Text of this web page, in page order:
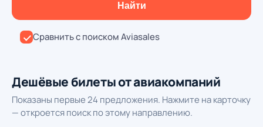
Найти
Сравнить с поиском Aviasales
Дешёвые билеты от авиакомпаний
Показаны первые 24 предложения. Нажмите на карточку
— откроется поиск по этому направлению.